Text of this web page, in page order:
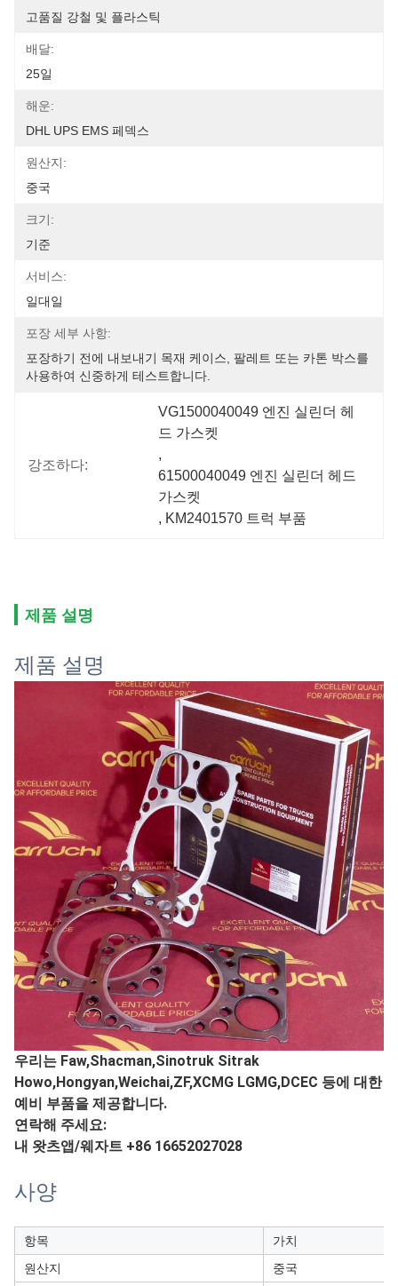
고품질 강철 및 플라스틱
배달:
25일
해운:
DHL UPS EMS 페덱스
원산지:
중국
크기:
기준
서비스:
일대일
포장 세부 사항:
포장하기 전에 내보내기 목재 케이스, 팔레트 또는 카톤 박스를
사용하여 신중하게 테스트합니다.
강조하다:
VG1500040049 엔진 실린더 헤
드 가스켓
,
61500040049 엔진 실린더 헤드
가스켓
, KM2401570 트럭 부품
제품 설명
제품 설명
우리는 Faw,Shacman,Sinotruk Sitrak
Howo,Hongyan,Weichai,ZF,XCMG LGMG,DCEC 등에 대한
예비 부품을 제공합니다.
연락해 주세요:
내 왓츠앱/웨자트 +86 16652027028
사양
항목
가치
원산지
중국